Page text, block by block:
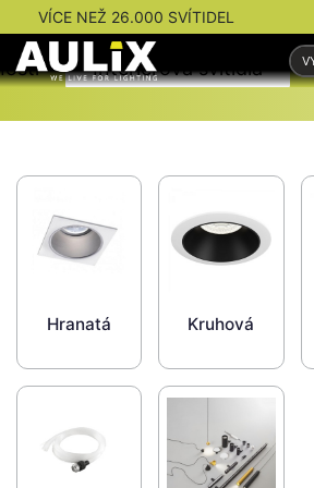
VÍCE NEŽ 26.000 SVÍTIDEL
Interiérová svítidla
Hranatá Kruhová